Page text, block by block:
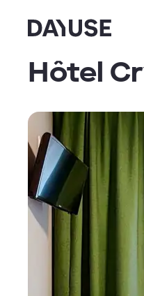
Dayuse
Hôtel